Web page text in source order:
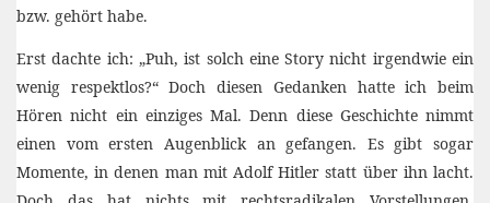
bzw. gehört habe.
Erst dachte ich: „Puh, ist solch eine Story nicht irgendwie ein
wenig respektlos?“ Doch diesen Gedanken hatte ich beim
Hören nicht ein einziges Mal. Denn diese Geschichte nimmt
einen vom ersten Augenblick an gefangen. Es gibt sogar
Momente, in denen man mit Adolf Hitler statt über ihn lacht.